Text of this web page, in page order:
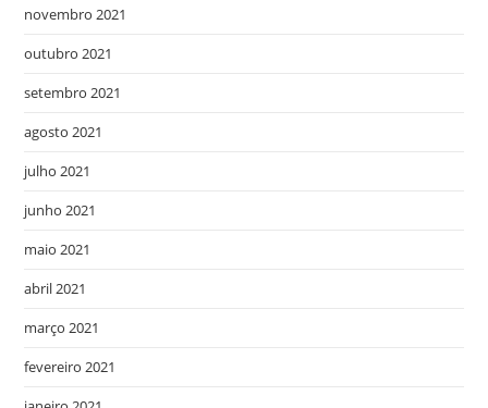
novembro 2021
outubro 2021
setembro 2021
agosto 2021
julho 2021
junho 2021
maio 2021
abril 2021
março 2021
fevereiro 2021